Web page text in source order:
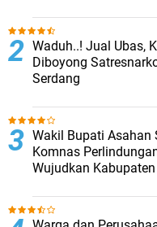
Waduh..! Jual Ubas,
Diboyong
Serdang
Wakil Bupati Asahan
Komnas
Wujudkan